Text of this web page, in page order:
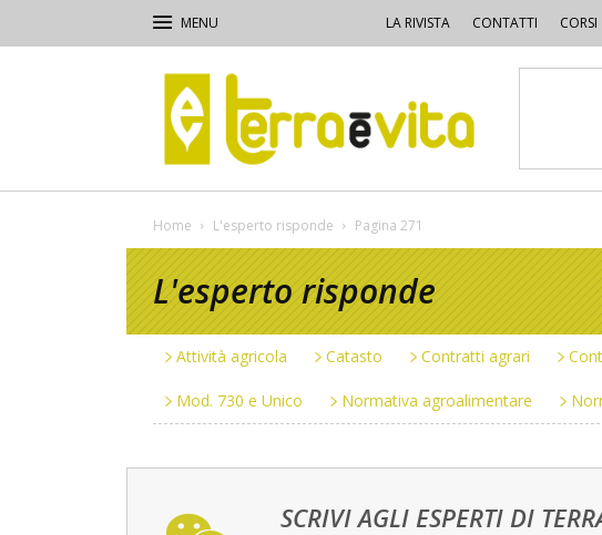
LA RIVISTA CONTATTI CORSI
Terra
e
Vita
Home L'esperto risponde Pagina 271
L'esperto risponde
Attività agricola Catasto Contratti agrari
Mod. 730 e Unico Normativa agroalimentare
SCRIVI AGLI ESPERTI DI